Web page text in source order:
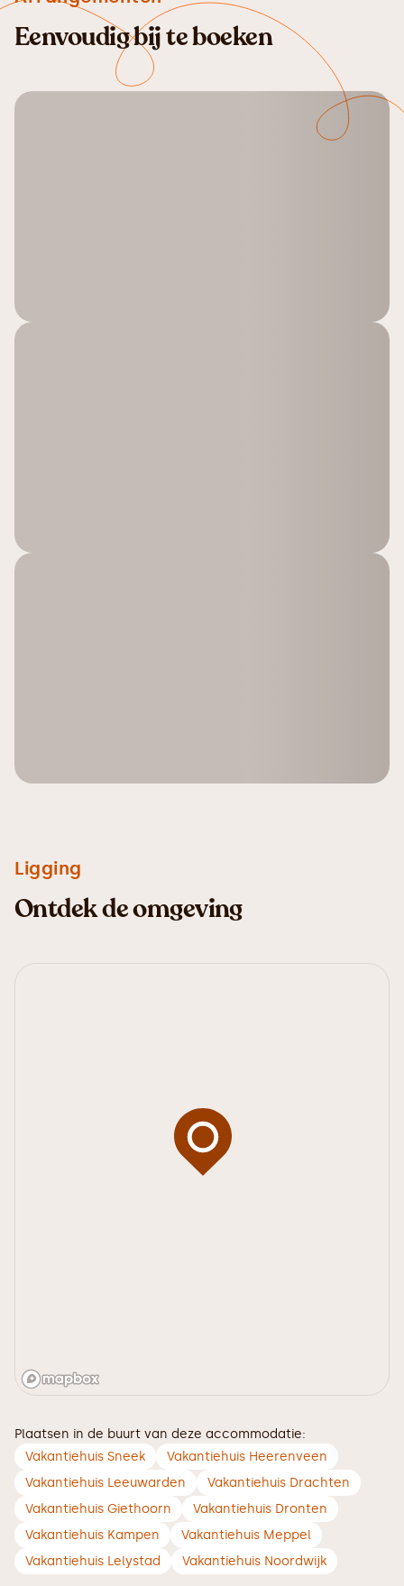
Eenvoudig bij te boeken
Ligging
Ontdek de omgeving
Plaatsen in de buurt van deze accommodatie:
Vakantiehuis Sneek
Vakantiehuis Heerenveen
Vakantiehuis Leeuwarden
Vakantiehuis Drachten
Vakantiehuis Giethoorn
Vakantiehuis Dronten
Vakantiehuis Kampen
Vakantiehuis Meppel
Vakantiehuis Lelystad
Vakantiehuis Noordwijk